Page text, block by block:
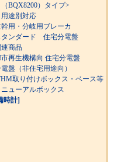
（BQX8200）タイプ>
用途別対応
幹用・分岐用ブレーカ
タンダード 住宅分電盤
連商品
再生機構向 住宅分電盤
盤（非住宅用途向）
取り付けボックス・ベース等
ニューアルボックス
時計]